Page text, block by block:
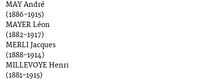
MAY André
(1886-1915)
MAYER Léon
(1882-1917)
MERLI Jacques
(1888-1914)
MILLEVOYE Henri
(1881-1915)